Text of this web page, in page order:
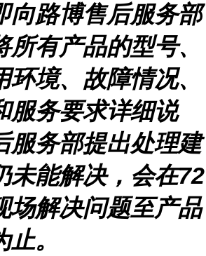
向路博售后服务部
所有产品的型号、
境、故障情况、
服务要求详细说
服务部提出处理建
未能解决，会在72
场解决问题至产品
。